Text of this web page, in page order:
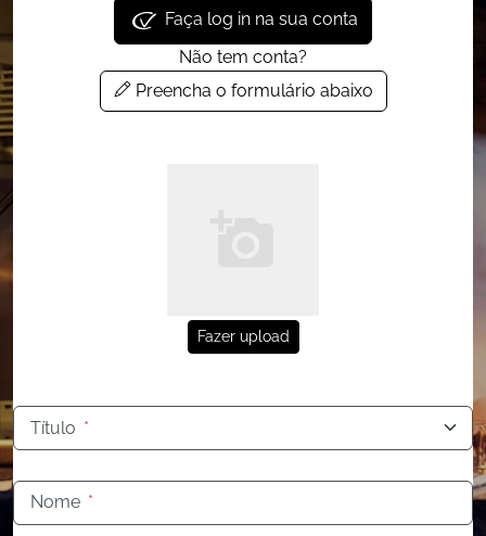
Faça log in na sua conta
Não tem conta?
Preencha o formulário abaixo
Fazer upload
Título *
Nome *